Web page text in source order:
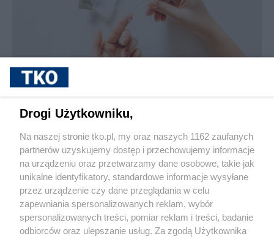
Jak rozpoznać, że soczewki kontaktowe są
Pokaż więcej
Drogi Użytkowniku,
Na naszej stronie tko.pl, my oraz naszych 1162 zaufanych
partnerów uzyskujemy dostęp i przechowujemy informacje
na urządzeniu oraz przetwarzamy dane osobowe, takie jak
unikalne identyfikatory, standardowe informacje wysyłane
przez urządzenie czy dane przeglądania w celu
zapewniania spersonalizowanych reklam, wybór
spersonalizowanych treści, pomiar reklam i treści, badanie
odbiorców oraz ulepszanie usług. Za zgodą Użytkownika